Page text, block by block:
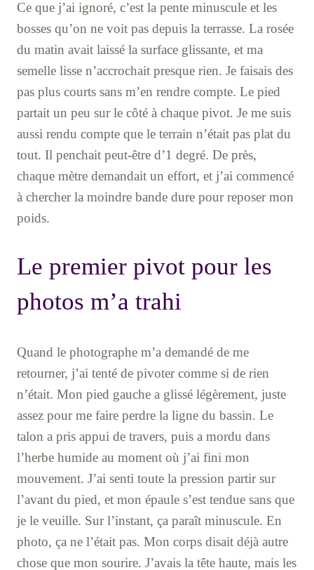
Ce que j’ai ignoré, c’est la pente minuscule et les
bosses qu’on ne voit pas depuis la terrasse. La rosée
du matin avait laissé la surface glissante, et ma
semelle lisse n’accrochait presque rien. Je faisais des
pas plus courts sans m’en rendre compte. Le pied
partait un peu sur le côté à chaque pivot. Je me suis
aussi rendu compte que le terrain n’était pas plat du
tout. Il penchait peut-être d’1 degré. De près,
chaque mètre demandait un effort, et j’ai commencé
à chercher la moindre bande dure pour reposer mon
poids.
Le premier pivot pour les
photos m’a trahi
Quand le photographe m’a demandé de me
retourner, j’ai tenté de pivoter comme si de rien
n’était. Mon pied gauche a glissé légèrement, juste
assez pour me faire perdre la ligne du bassin. Le
talon a pris appui de travers, puis a mordu dans
l’herbe humide au moment où j’ai fini mon
mouvement. J’ai senti toute la pression partir sur
l’avant du pied, et mon épaule s’est tendue sans que
je le veuille. Sur l’instant, ça paraît minuscule. En
photo, ça ne l’était pas. Mon corps disait déjà autre
chose que mon sourire. J’avais la tête haute, mais les